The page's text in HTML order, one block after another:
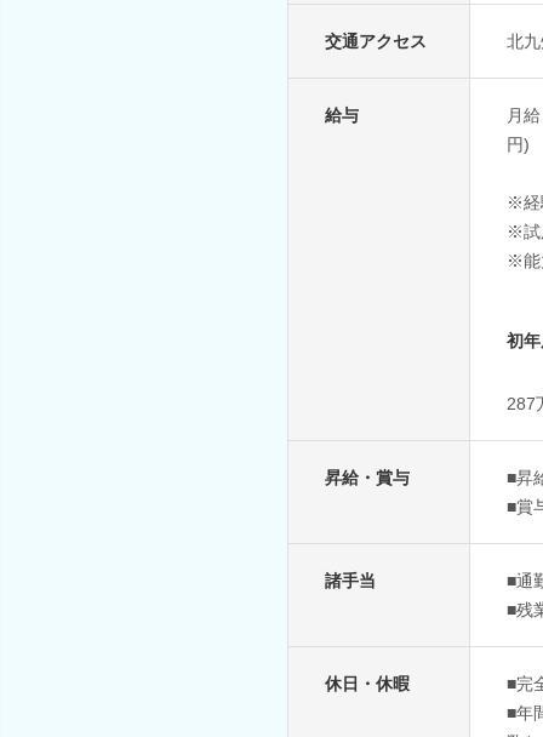
交通アクセス 北
給与
月
円)
※経
※試
※能
初
287
昇給・賞与
■昇
■賞
諸手当
■通
■残
休日・休暇
■完
■年